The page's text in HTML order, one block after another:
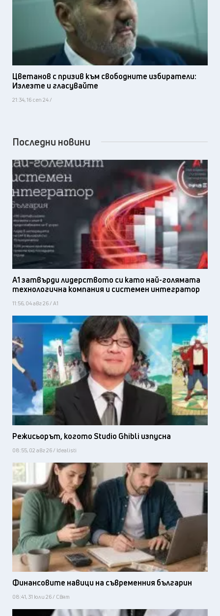
Цветанов с призив към свободните избиратели:
Излезте и гласувайте
21:34, 16 сеп 24 /
Последни новини
А1 затвърди лидерството си като най-голямата
технологична компания и системен интегратор
11:56, 04 авг 26 / А1
Режисьорът, когото Studio Ghibli изпусна
08:55, 02 авг 26 / Idealisti
Финансовите навици на съвременния българин
08:41, 31 юли 26 / Свят